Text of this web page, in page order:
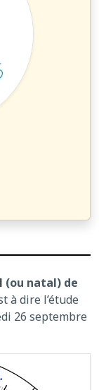
(ou natal) de
à dire l’étude
26 septembre